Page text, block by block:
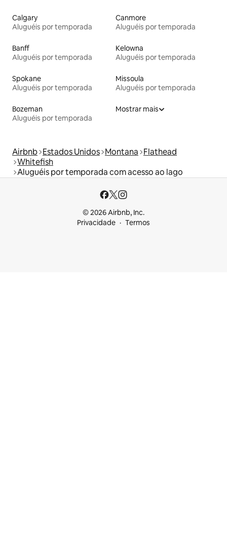
Calgary
Aluguéis por temporada
Canmore
Aluguéis por temporada
Banff
Aluguéis por temporada
Kelowna
Aluguéis por temporada
Spokane
Aluguéis por temporada
Missoula
Aluguéis por temporada
Bozeman
Aluguéis por temporada
Mostrar mais
Airbnb Estados Unidos Montana Flathead
Whitefish
Aluguéis por temporada com acesso ao lago
© 2026 Airbnb, Inc.
Privacidade
Termos